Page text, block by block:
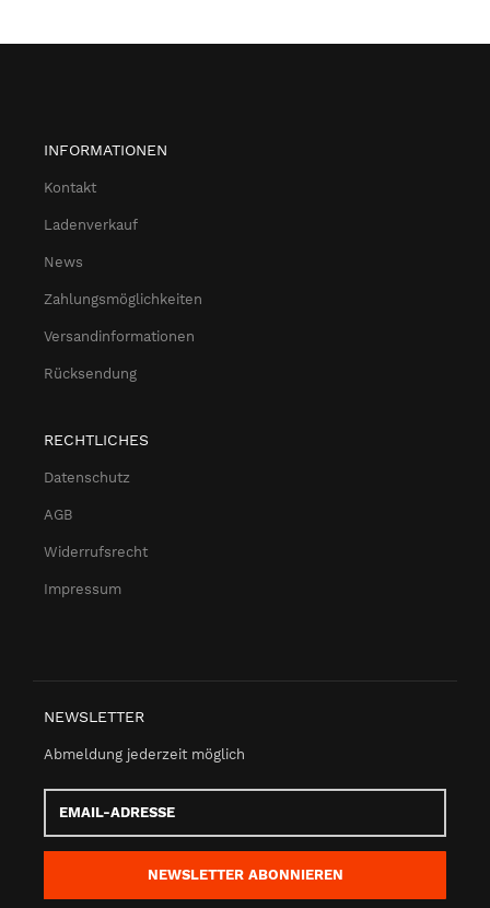
INFORMATIONEN
Kontakt
Ladenverkauf
News
Zahlungsmöglichkeiten
Versandinformationen
Rücksendung
RECHTLICHES
Datenschutz
AGB
Widerrufsrecht
Impressum
NEWSLETTER
Abmeldung jederzeit möglich
Email-
Adresse
NEWSLETTER ABONNIEREN